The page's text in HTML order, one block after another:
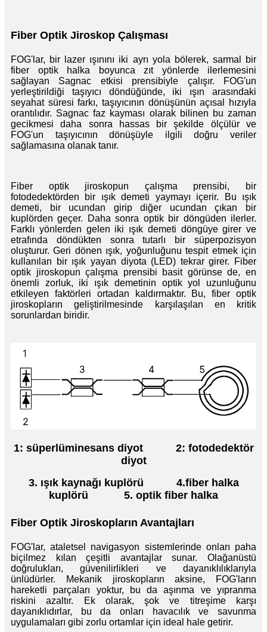
Fiber Optik Jiroskop Çalışması
FOG'lar, bir lazer ışınını iki ayrı yola bölerek, sarmal bir
fiber optik halka boyunca zıt yönlerde ilerlemesini
sağlayan Sagnac etkisi prensibiyle çalışır. FOG'un
yerleştirildiği taşıyıcı döndüğünde, iki ışın arasındaki
seyahat süresi farkı, taşıyıcının dönüşünün açısal hızıyla
orantılıdır. Sagnac faz kayması olarak bilinen bu zaman
gecikmesi daha sonra hassas bir şekilde ölçülür ve
FOG'un taşıyıcının dönüşüyle ​​ilgili doğru veriler
sağlamasına olanak tanır.
Fiber optik jiroskopun çalışma prensibi, bir
fotodedektörden bir ışık demeti yaymayı içerir. Bu ışık
demeti, bir ucundan girip diğer ucundan çıkan bir
kuplörden geçer. Daha sonra optik bir döngüden ilerler.
Farklı yönlerden gelen iki ışık demeti döngüye girer ve
etrafında döndükten sonra tutarlı bir süperpozisyon
oluşturur. Geri dönen ışık, yoğunluğunu tespit etmek için
kullanılan bir ışık yayan diyota (LED) tekrar girer. Fiber
optik jiroskopun çalışma prensibi basit görünse de, en
önemli zorluk, iki ışık demetinin optik yol uzunluğunu
etkileyen faktörleri ortadan kaldırmaktır. Bu, fiber optik
jiroskopların geliştirilmesinde karşılaşılan en kritik
sorunlardan biridir.
1: süperlüminesans diyot
2: fotodedektör
diyot
3. ışık kaynağı kuplörü
4.fiber halka
kuplörü
5. optik fiber halka
Fiber Optik Jiroskopların Avantajları
FOG'lar, ataletsel navigasyon sistemlerinde onları paha
biçilmez kılan çeşitli avantajlar sunar. Olağanüstü
doğrulukları, güvenilirlikleri ve dayanıklılıklarıyla
ünlüdürler. Mekanik jiroskopların aksine, FOG'ların
hareketli parçaları yoktur, bu da aşınma ve yıpranma
riskini azaltır. Ek olarak, şok ve titreşime karşı
dayanıklıdırlar, bu da onları havacılık ve savunma
uygulamaları gibi zorlu ortamlar için ideal hale getirir.